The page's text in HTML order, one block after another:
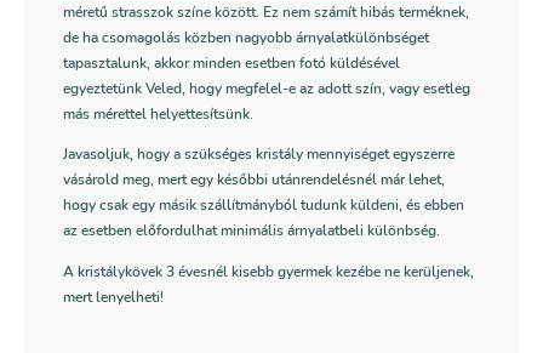
méretű strasszok színe között. Ez nem számít hibás terméknek,
de ha csomagolás közben nagyobb árnyalatkülönbséget
tapasztalunk, akkor minden esetben fotó küldésével
egyeztetünk Veled, hogy megfelel-e az adott szín, vagy esetleg
más mérettel helyettesítsünk.
Javasoljuk, hogy a szükséges kristály mennyiséget egyszerre
vásárold meg, mert egy későbbi utánrendelésnél már lehet,
hogy csak egy másik szállítmányból tudunk küldeni, és ebben
az esetben előfordulhat minimális árnyalatbeli különbség.
A kristálykövek 3 évesnél kisebb gyermek kezébe ne kerüljenek,
mert lenyelheti!